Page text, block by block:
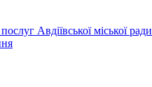
Авдіївської міської ради